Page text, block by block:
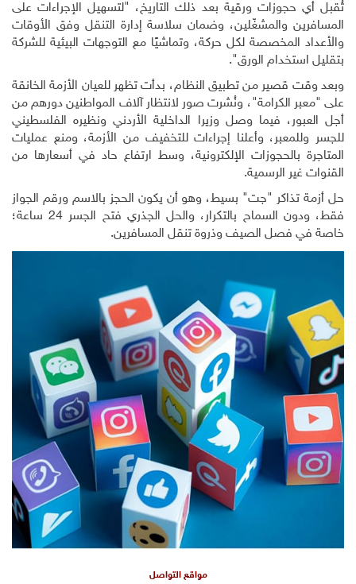
تُقبل أي حجوزات ورقية بعد ذلك التاريخ، "لتسهيل الإجراءات على
المسافرين والمشغّلين، وضمان سلاسة إدارة التنقل وفق الأوقات
والأعداد المخصصة لكل حركة، وتماشيًا مع التوجهات البيئية للشركة
بتقليل استخدام الورق".
وبعد وقت قصير من تطبيق النظام، بدأت تظهر للعيان الأزمة الخانقة
على "معبر الكرامة"، ونُشرت صور لانتظار آلاف المواطنين دورهم من
أجل العبور، فيما وصل وزيرا الداخلية الأردني ونظيره الفلسطيني
للجسر وللمعبر، وأعلنا إجراءات للتخفيف من الأزمة، ومنع عمليات
المتاجرة بالحجوزات الإلكترونية، وسط ارتفاع حاد في أسعارها من
القنوات غير الرسمية.
حل أزمة تذاكر "جت" بسيط، وهو أن يكون الحجز بالاسم ورقم الجواز
فقط، ودون السماح بالتكرار، والحل الجذري فتح الجسر 24 ساعة؛
خاصة في فصل الصيف وذروة تنقل المسافرين.
مواقع التواصل